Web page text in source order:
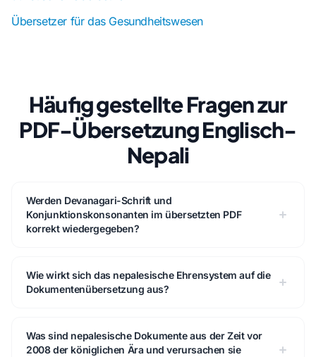
Übersetzer für das Gesundheitswesen
Häufig gestellte Fragen zur
PDF-Übersetzung Englisch-
Nepali
Werden Devanagari-Schrift und
Konjunktionskonsonanten im übersetzten PDF
korrekt wiedergegeben?
Wie wirkt sich das nepalesische Ehrensystem auf die
Dokumentenübersetzung aus?
Was sind nepalesische Dokumente aus der Zeit vor
2008 der königlichen Ära und verursachen sie